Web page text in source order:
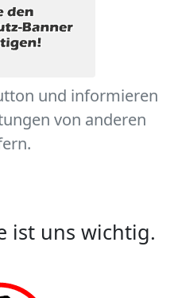
und informieren
von anderen
ist uns wichtig.